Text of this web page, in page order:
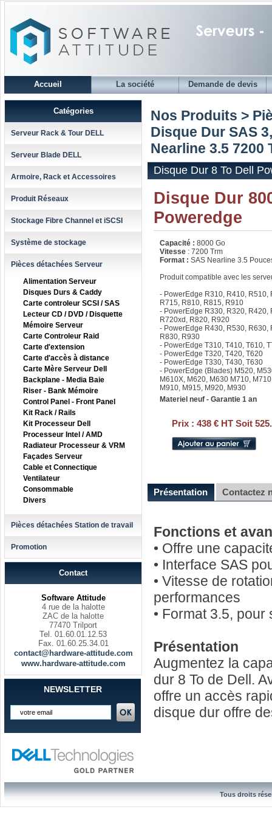
Accueil La société Demande de devis
Catégories
Serveur Rack & Tour DELL
Serveur Blade DELL
Armoire, Rack et Accessoires
Produit Réseaux
Stockage Fibre Channel et iSCSI
Système de stockage
Pièces détachées Serveur
Alimentation Serveur
Disques Durs & Caddy
Carte controleur SCSI / SAS
Lecteur CD / DVD / Disquette
Mémoire Serveur
Carte Controleur Raid
Carte d'extension
Carte d'accès à distance
Carte Mère Serveur Dell
Backplane - Media Baie
Riser - Bank Mémoire
Control Panel - Front Panel
Kit Rack / Rails
Kit Processeur Dell
Processeur Intel / AMD
Radiateur Processeur & VRM
Façades Serveur
Cable et Connectique
Ventilateur
Consommable
Divers
Pièces détachées Station de travail
Promotion
Contact
Software Attitude
4 rue de la halotte
ZAC de la halotte
77470 Trilport
Tel. 01.60.01.12.53
Fax. 01.60.25.34.01
contact@hardware-attitude.com
www.hardware-attitude.com
NEWSLETTER
Nos Produits >
Disque Dur SAS
Nearline 3.5 7200
Disque Dur 8 To Dell
Disque Dur
Poweredge
Capacité : 8000 Go
Vitesse : 7200 Trm
Format : SAS Nearline 3.5
Produit compatible avec les
- PowerEdge R310, R410, R510,
R715, R810, R815, R910
- PowerEdge R330, R320, R420,
R720xd, R820, R920
- PowerEdge R430, R530, R630,
R830, R930
- PowerEdge T310, T410, T610,
- PowerEdge T320, T420, T620
- PowerEdge T330, T430, T630
- PowerEdge (Blades) M520,
M610X, M620, M630 M710,
M910, M915, M920, M930
Materiel neuf - Garantie 1 an
Prix : 438 € HT Soit
Présentation Contactez
Fonctions et
• Offre une
• Interface SAS
• Vitesse de
performances
• Format 3.5,
Présentation
Augmentez la
dur 8 To de Dell.
offre un accès
disque dur offre
Tous droits